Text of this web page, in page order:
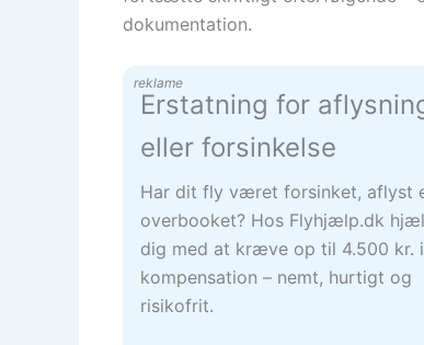
dokumentation.
reklame
Erstatning for
eller forsinkelse
Har dit fly været forsinket, aflyst
overbooket? Hos Flyhjælp.dk
dig med at kræve op til 4.500 kr. i
kompensation – nemt, hurtigt og
risikofrit.